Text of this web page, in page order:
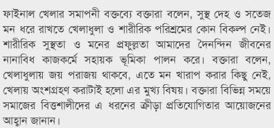
ফাইনাল খেলার সমাপনী বক্তব্যে বক্তারা বলেন, সুস্থ দেহ ও সতেজ
মন ধরে রাখতে খেলাধুলা ও শারীরিক পরিশ্রমের কোন বিকল্প নেই।
শারীরিক সুস্থতা ও মনের প্রফুল্লতা আমাদের দৈনন্দিন জীবনের
নানাবিধ কাজকর্মে সহায়ক ভূমিকা পালন করে। বক্তারা বলেন,
খেলাধুলায় জয় পরাজয় থাকবে, এতে মন খারাপ করার কিছু নেই,
খেলায় অংশগ্রহণ করাটাই হলো এর মুখ্য বিষয়। বক্তারা বিভিন্ন সময়ে
সমাজের বিত্তশালীদের এ ধরনের ক্রীড়া প্রতিযোগিতার আয়োজনের
আহ্বান জানান।